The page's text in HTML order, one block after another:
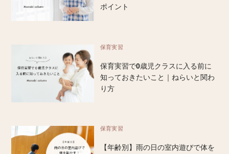
ポイント
保育実習
保育実習で0歳児クラスに入る前に
知っておきたいこと｜ねらいと関わ
り方
保育実習
【年齢別】雨の日の室内遊びで体を